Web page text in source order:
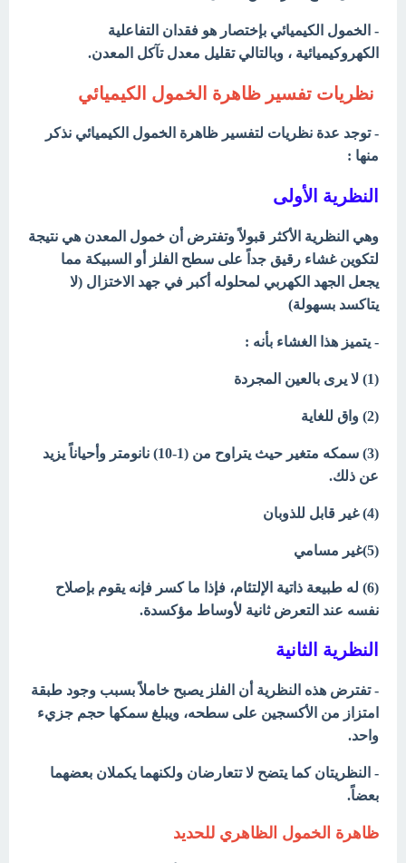
- الخمول الكيميائي بإختصار هو فقدان التفاعلية
الكهروكيميائية ، وبالتالي تقليل معدل تآكل المعدن.
نظريات تفسير ظاهرة الخمول الكيميائي
- توجد عدة نظريات لتفسير ظاهرة الخمول الكيميائي نذكر
منها :
النظرية الأولى
وھي النظریة الأكثر قبولاً وتفترض أن خمول المعدن ھي نتیجة
لتكوین غشاء رقیق جداً على سطح الفلز أو السبیكة مما
یجعل الجهد الكهربي لمحلوله أكبر في جهد الاختزال (لا
يتاكسد بسهولة)
- يتميز هذا الغشاء بأنه :
(1) لا یرى بالعین المجردة
(2) واق للغایة
(3) سمكه متغیر حیث یتراوح من (1-10) نانومتر وأحیاناً یزید
عن ذلك.
(4) غیر قابل للذوبان
(5)غیر مسامي
(6) له طبیعة ذاتیة الإلتئام، فإذا ما كسر فإنه یقوم بإصلاح
نفسه عند التعرض ثانیة لأوساط مؤكسدة.
النظرية الثانية
- تفترض ھذه النظریة أن الفلز یصبح خاملاً بسبب وجود طبقة
امتزاز من الأكسجین على سطحه، ویبلغ سمكھا حجم جزيء
واحد.
- النظریتان كما یتضح لا تتعارضان ولكنهما یكملان بعضھما
بعضاً.
ظاهرة الخمول الظاهري للحديد